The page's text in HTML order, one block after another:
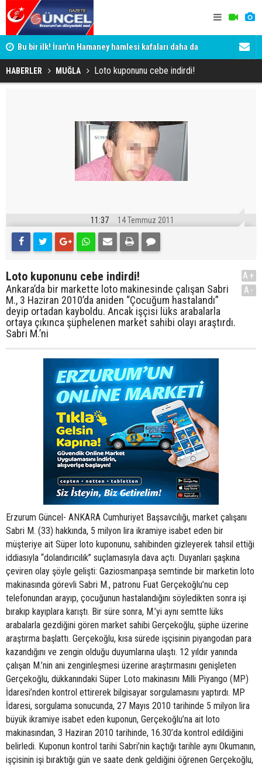
Bu bir ilk! İran'ın Hamaney hamlesi kafaları daha da
karıştırdı
HABERLER MUĞLA Loto kuponunu cebe indirdi!
11:37 14 Temmuz 2011
Loto kuponunu cebe indirdi!
Ankara’da bir markette loto makinesinde çalışan Sabri
M., 3 Haziran 2010’da aniden “Çocuğum hastalandı”
deyip ortadan kayboldu. Ancak işçisi lüks arabalarla
ortaya çıkınca şüphelenen market sahibi olayı araştırdı.
Sabri M.’ni
A+
A-
Erzurum Güncel- ANKARA Cumhuriyet Başsavcılığı, market çalışanı
Sabri M. (33) hakkında, 5 milyon lira ikramiye isabet eden bir
müşteriye ait Süper loto kuponunu, sahibinden gizleyerek tahsil ettiği
iddiasıyla “dolandırıcılık” suçlamasıyla dava açtı. Duyanları şaşkına
çeviren olay şöyle gelişti: Gaziosmanpaşa semtinde bir marketin loto
makinasında görevli Sabri M., patronu Fuat Gerçekoğlu’nu cep
telefonundan arayıp, çocuğunun hastalandığını söyledikten sonra işi
bırakıp kayıplara karıştı. Bir süre sonra, M.’yi aynı semtte lüks
arabalarla gezdiğini gören market sahibi Gerçekoğlu, şüphe üzerine
araştırma başlattı. Gerçekoğlu, kısa sürede işçisinin piyangodan para
kazandığını ve zengin olduğu duyumlarına ulaştı. 12 yıldır yanında
çalışan M.’nin ani zenginleşmesi üzerine araştırmasını genişleten
Gerçekoğlu, dükkanındaki Süper Loto makinasını Milli Piyango (MP)
İdaresi’nden kontrol ettirerek bilgisayar sorgulamasını yaptırdı. MP
İdaresi, sorgulama sonucunda, 27 Mayıs 2010 tarihinde 5 milyon lira
büyük ikramiye isabet eden kuponun, Gerçekoğlu’na ait loto
makinasından, 3 Haziran 2010 tarihinde, 16.30’da kontrol edildiğini
belirledi. Kuponun kontrol tarihi Sabri’nin kaçtığı tarihle aynı Okumanın,
işçisinin işi bıraktığı gün ve saate denk geldiğini öğrenen Gerçekoğlu,